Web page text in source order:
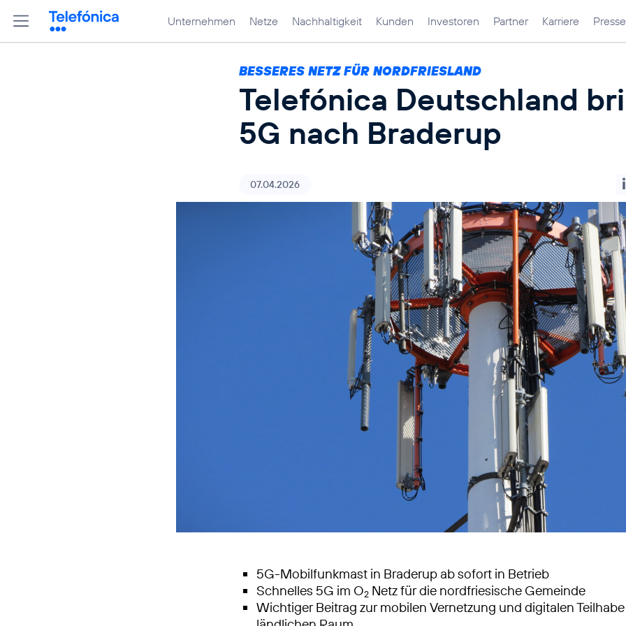
Unternehmen Netze Nachhaltigkeit Kunden Investoren Partner Karriere Presse
BESSERES NETZ FÜR NORDFRIESLAND
Telefónica Deutschland
5G nach Braderup
07.04.2026
5G-Mobilfunkmast in Braderup ab sofort in Betrieb
Schnelles 5G im O2 Netz für die nordfriesische Gemeinde
Wichtiger Beitrag zur mobilen Vernetzung und digitalen